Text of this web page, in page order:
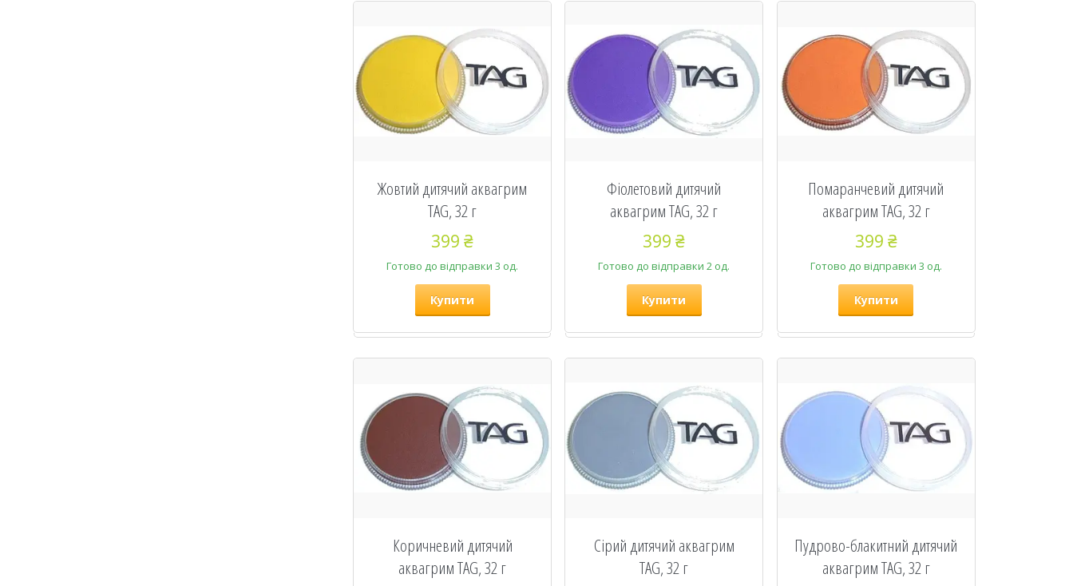
Жовтий дитячий аквагрим
TAG, 32 г
399 ₴
Готово до відправки 3 од.
Купити
Фіолетовий дитячий
аквагрим TAG, 32 г
399 ₴
Готово до відправки 2 од.
Купити
Помаранчевий дитячий
аквагрим TAG, 32 г
399 ₴
Готово до відправки 3 од.
Купити
Коричневий дитячий
аквагрим TAG, 32 г
Сірий дитячий аквагрим
TAG, 32 г
Пудрово-блакитний дитячий
аквагрим TAG, 32 г